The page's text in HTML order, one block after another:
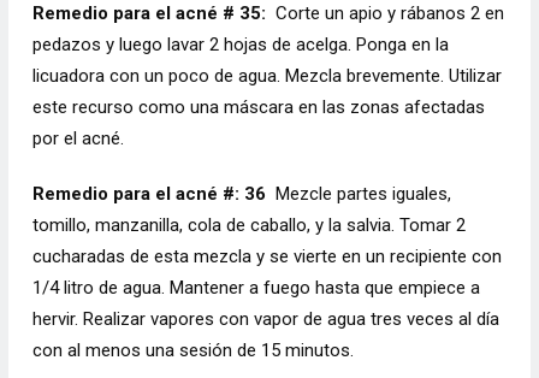
Remedio para el acné # 35: Corte un apio y rábanos 2 en
pedazos y luego lavar 2 hojas de acelga. Ponga en la
licuadora con un poco de agua. Mezcla brevemente. Utilizar
este recurso como una máscara en las zonas afectadas
por el acné.
Remedio para el acné #: 36 Mezcle partes iguales,
tomillo, manzanilla, cola de caballo, y la salvia. Tomar 2
cucharadas de esta mezcla y se vierte en un recipiente con
1/4 litro de agua. Mantener a fuego hasta que empiece a
hervir. Realizar vapores con vapor de agua tres veces al día
con al menos una sesión de 15 minutos.